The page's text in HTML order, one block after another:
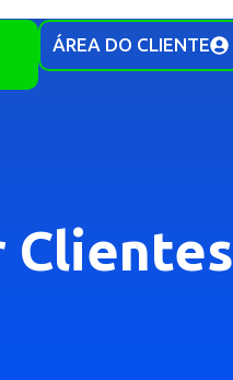
ÁREA DO CLIENTE
Clientes